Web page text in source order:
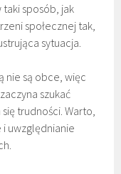
sposób, jak
społecznej tak,
sytuacja.
nie są obce, więc
szukać
trudności. Warto,
uwzględnianie